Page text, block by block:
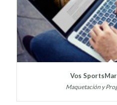
Vos
Maquetación y